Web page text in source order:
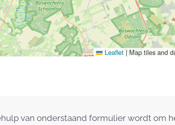
Leaflet | Map tiles and
van onderstaand formulier wordt om